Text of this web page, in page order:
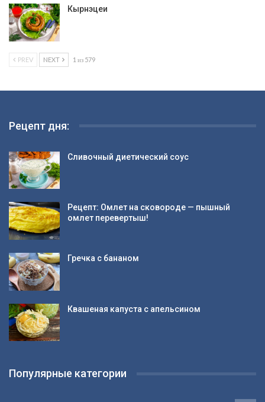
Кырнэцеи
PREV NEXT 1 из 579
Рецепт дня:
Сливочный диетический соус
Рецепт: Омлет на сковороде — пышный
омлет перевертыш!
Гречка с бананом
Квашеная капуста с апельсином
Популярные категории